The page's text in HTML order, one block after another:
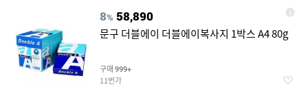
8% 58,890
문구 더블에이 더블에이복사지 1박스 A4 80g
구매 999+
11번가